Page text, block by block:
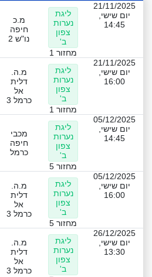
21/11/2025
יום שישי,
14:45
ליגת
נערות
צפון
ב'
מחזור 1
מ.כ
חיפה
נו"ש 2
21/11/2025
יום שישי,
16:00
ליגת
נערות
צפון
ב'
מחזור 1
מ.ה.
דלית
אל
כרמל 3
05/12/2025
יום שישי,
14:45
ליגת
נערות
צפון
ב'
מחזור 5
מכבי
חיפה
כרמל
05/12/2025
יום שישי,
16:00
ליגת
נערות
צפון
ב'
מחזור 5
מ.ה.
דלית
אל
כרמל 3
26/12/2025
יום שישי,
13:30
ליגת
נערות
צפון
ב'
מ.ה.
דלית
אל
כרמל 3